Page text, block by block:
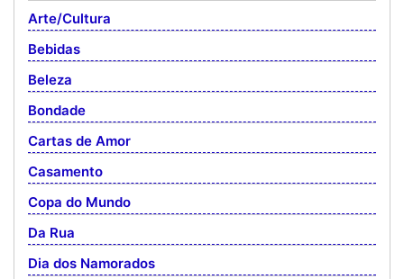
Arte/Cultura
Bebidas
Beleza
Bondade
Cartas de Amor
Casamento
Copa do Mundo
Da Rua
Dia dos Namorados